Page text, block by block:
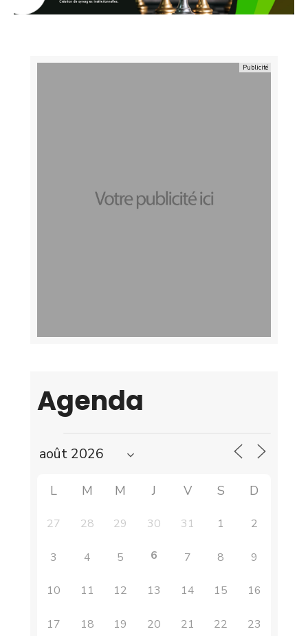
Agenda
L M M J V S D
27 28 29 30 31 1 2
3 4 5 6 7 8 9
10 11 12 13 14 15 16
17 18 19 20 21 22 23